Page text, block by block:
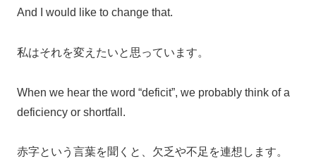
And I would like to change that.
私はそれを変えたいと思っています。
When we hear the word “deficit”, we probably think of a
deficiency or shortfall.
赤字という言葉を聞くと、欠乏や不足を連想します。